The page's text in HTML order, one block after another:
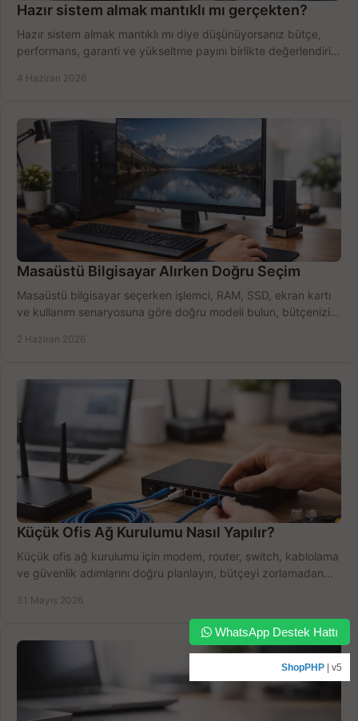
Hazır sistem almak mantıklı mı gerçekten?
Hazır sistem almak mantıklı mı diye düşünüyorsanız bütçe,
performans, garanti ve yükseltme payını birlikte değerlendirin,
4 Haziran 2026
Masaüstü Bilgisayar Alırken Doğru Seçim
Masaüstü bilgisayar seçerken işlemci, RAM, SSD, ekran kartı
ve kullanım senaryosuna göre doğru modeli bulun, bütçenizi
2 Haziran 2026
Küçük Ofis Ağ Kurulumu Nasıl Yapılır?
Küçük ofis ağ kurulumu için modem, router, switch, kablolama
ve güvenlik adımlarını doğru planlayın, bütçeyi zorlamadan
31 Mayıs 2026
WhatsApp Destek Hattı
ShopPHP | v5